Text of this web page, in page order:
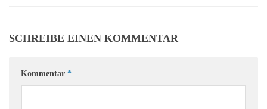
SCHREIBE EINEN KOMMENTAR
Kommentar *